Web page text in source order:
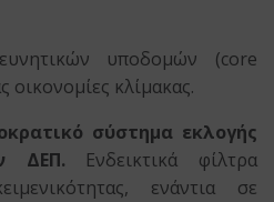
υποδομών (core
κλίμακας.
σύστημα εκλογής
ΔΕΠ. Ενδεικτικά φίλτρα
ενάντια σε